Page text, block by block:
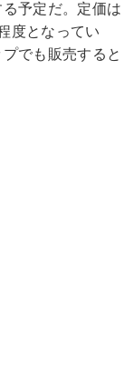
予定だ。定価は
度となってい
でも販売すると